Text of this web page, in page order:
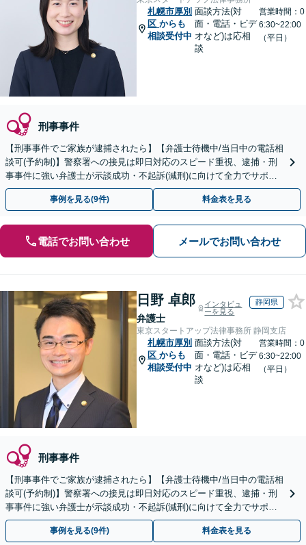
札幌市厚別
区 からも
相談受付中
面談方法(対
面・電話・ビデ
オなど)は応相
談
営業時間：0
6:30~22:00
（平日）
刑事事件
【刑事事件でご家族が逮捕されたら】【弁護士待機中/当日中の電話相
談可(予約制)】警察署への接見は即日対応のスピード重視、逮捕・刑
事事件に強い弁護士が示談成功・不起訴(減刑)に向けて全力でサポー
トします。【加害者側の相談専門】
事例を見る(9件) 料金表を見る
電話でお問い合わせ メールでお問い合わせ
日野 卓郎
弁護士
インタビュ
ーを見る
静岡県
東京スタートアップ法律事務所 静岡支店
札幌市厚別
区 からも
相談受付中
面談方法(対
面・電話・ビデ
オなど)は応相
談
営業時間：0
6:30~22:00
（平日）
刑事事件
【刑事事件でご家族が逮捕されたら】【弁護士待機中/当日中の電話相
談可(予約制)】警察署への接見は即日対応のスピード重視、逮捕・刑
事事件に強い弁護士が示談成功・不起訴(減刑)に向けて全力でサポー
トします。【加害者側の相談専門】
事例を見る(9件) 料金表を見る